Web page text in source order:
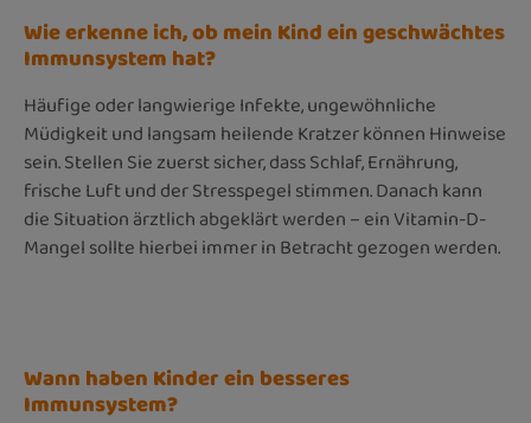
Wie erkenne ich, ob mein Kind ein geschwächtes
Immunsystem hat?
Häufige oder langwierige Infekte, ungewöhnliche
Müdigkeit und langsam heilende Kratzer können Hinweise
sein. Stellen Sie zuerst sicher, dass Schlaf, Ernährung,
frische Luft und der Stresspegel stimmen. Danach kann
die Situation ärztlich abgeklärt werden – ein Vitamin-D-
Mangel sollte hierbei immer in Betracht gezogen werden.
Wann haben Kinder ein besseres
Immunsystem?